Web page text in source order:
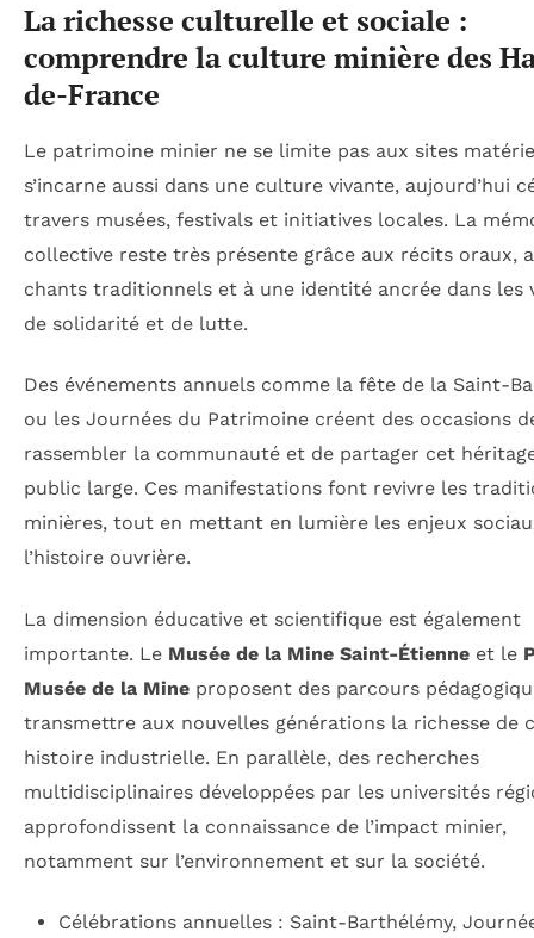
La richesse culturelle et sociale :
comprendre la culture minière des
de-France
Le patrimoine minier ne se limite pas aux sites
s’incarne aussi dans une culture vivante, aujourd’hui
travers musées, festivals et initiatives locales. La
collective reste très présente grâce aux récits oraux,
chants traditionnels et à une identité ancrée dans les
de solidarité et de lutte.
Des événements annuels comme la fête de la Saint-
ou les Journées du Patrimoine créent des occasions
rassembler la communauté et de partager cet
public large. Ces manifestations font revivre les
minières, tout en mettant en lumière les enjeux
l’histoire ouvrière.
La dimension éducative et scientifique est également
importante. Le Musée de la Mine Saint-Étienne et le
Musée de la Mine proposent des parcours
transmettre aux nouvelles générations la richesse de
histoire industrielle. En parallèle, des recherches
multidisciplinaires développées par les universités
approfondissent la connaissance de l’impact minier,
notamment sur l’environnement et sur la société.
Célébrations annuelles : Saint-Barthélémy,